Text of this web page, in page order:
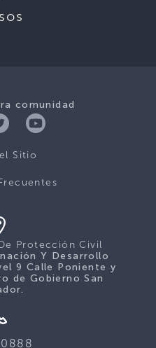
comunidad
Sitio
Protección Civil
Y Desarrollo
9 Calle Poniente y
de Gobierno San